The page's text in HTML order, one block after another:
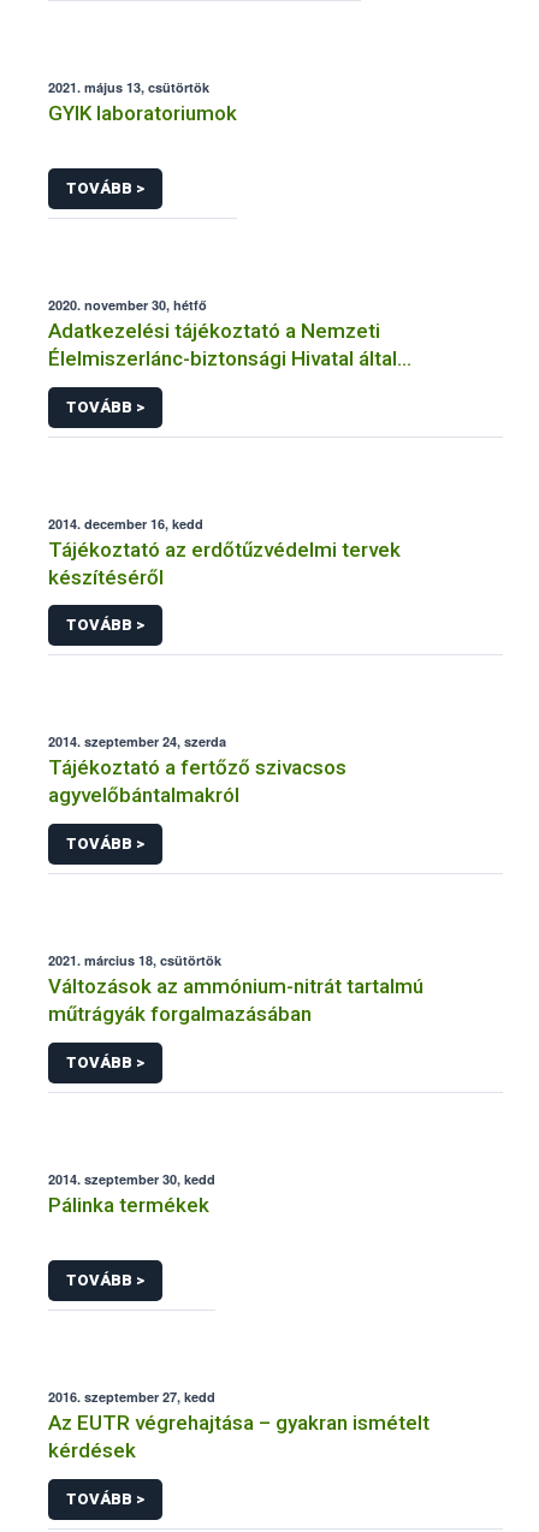
2021. május 13, csütörtök
GYIK laboratoriumok
TOVÁBB >
2020. november 30, hétfő
Adatkezelési tájékoztató a Nemzeti
Élelmiszerlánc-biztonsági Hivatal által
üzemeltetett élelmiszerlánc-felügyeleti
információs rendszerhez (FELIR) kapcsolódó
adatkezeléséhez
TOVÁBB >
2014. december 16, kedd
Tájékoztató az erdőtűzvédelmi tervek
készítéséről
TOVÁBB >
2014. szeptember 24, szerda
Tájékoztató a fertőző szivacsos
agyvelőbántalmakról
TOVÁBB >
2021. március 18, csütörtök
Változások az ammónium-nitrát tartalmú
műtrágyák forgalmazásában
TOVÁBB >
2014. szeptember 30, kedd
Pálinka termékek
TOVÁBB >
2016. szeptember 27, kedd
Az EUTR végrehajtása – gyakran ismételt
kérdések
TOVÁBB >